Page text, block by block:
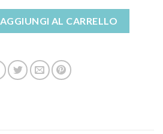
AGGIUNGI AL CARRELLO